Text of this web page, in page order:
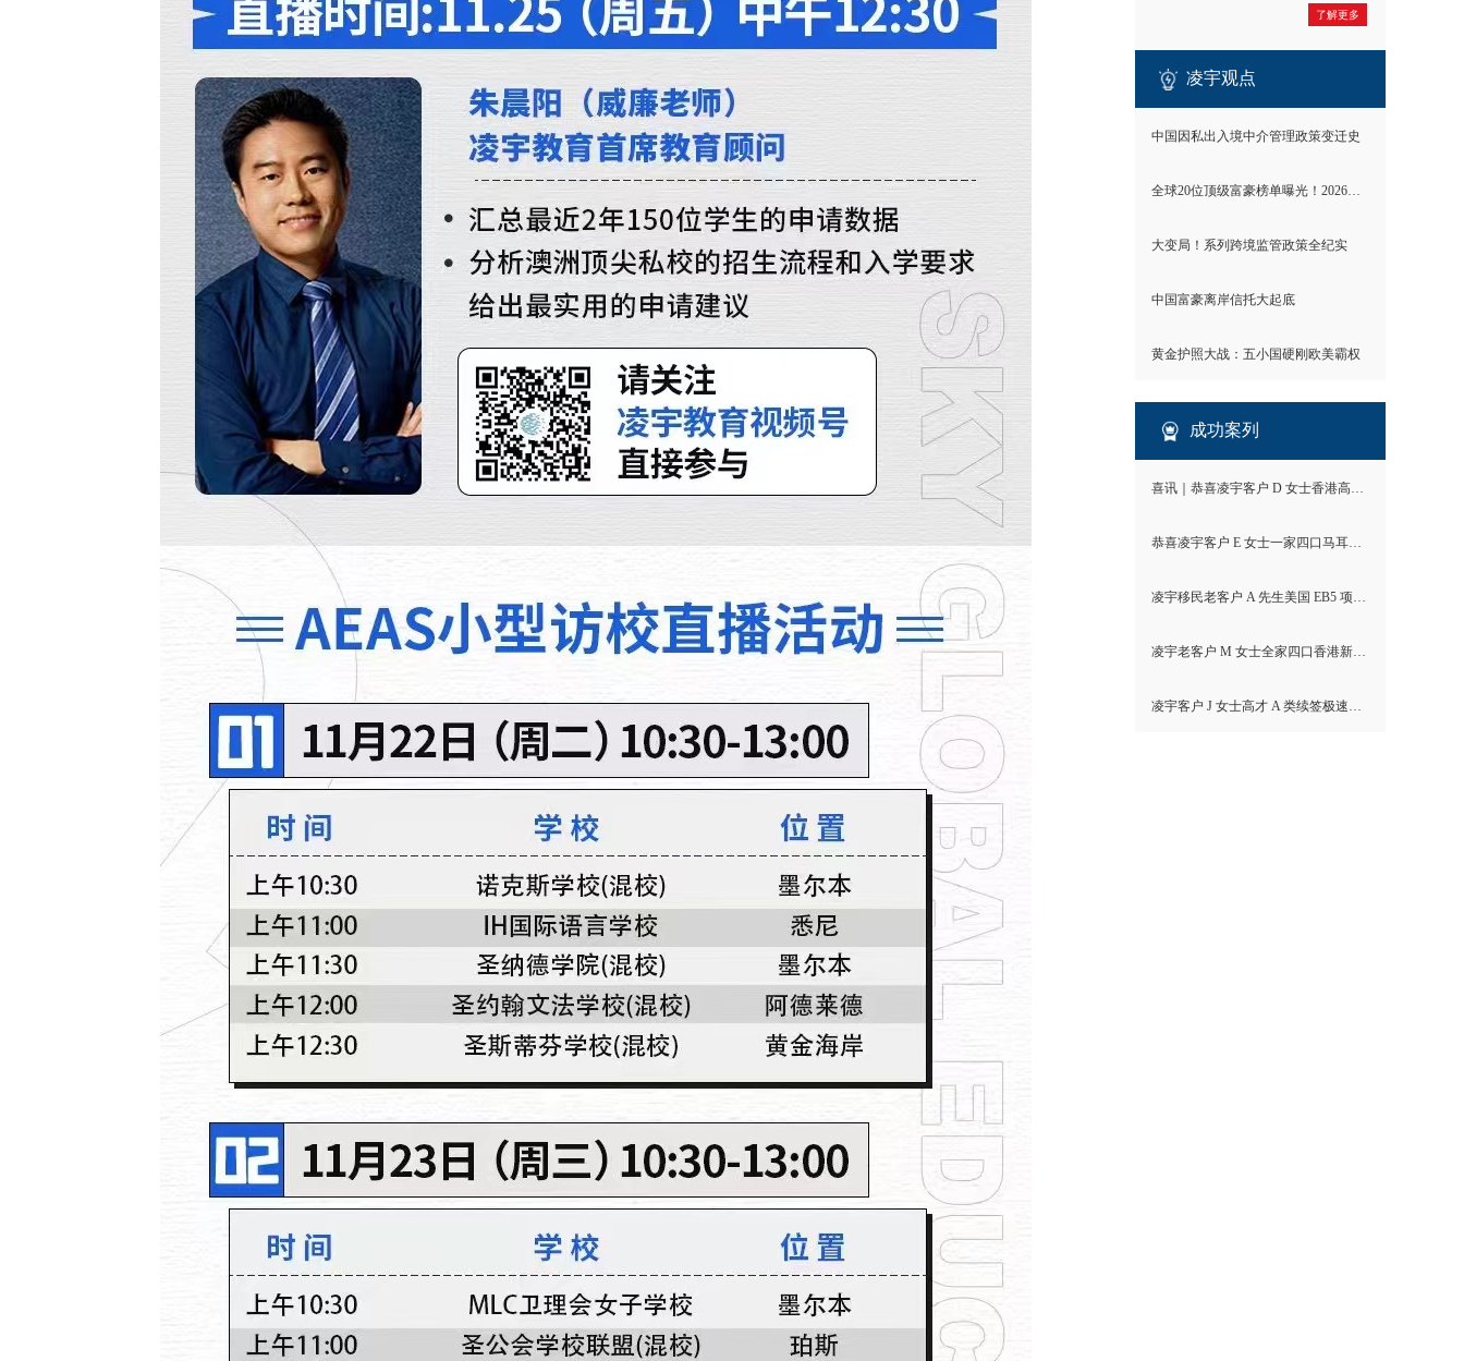
了解更多
凌宇观点
中国因私出入境中介管理政策变迁史
全球20位顶级富豪榜单曝光！2026世界财富格局彻底洗牌
大变局！系列跨境监管政策全纪实
中国富豪离岸信托大起底
黄金护照大战：五小国硬刚欧美霸权
成功案列
喜讯｜恭喜凌宇客户 D 女士香港高才通A类顺利获批！
恭喜凌宇客户 E 女士一家四口马耳他MPRP顺利获批！
凌宇移民老客户 A 先生美国 EB5 项目I-526E 无补件直接获批！
凌宇老客户 M 女士全家四口香港新资本投资者入境计划成功获批！卡点保住子女受养人资格，复杂资产一次性通关
凌宇客户 J 女士高才 A 类续签极速获批，补件当天顺利拿下香港续签！